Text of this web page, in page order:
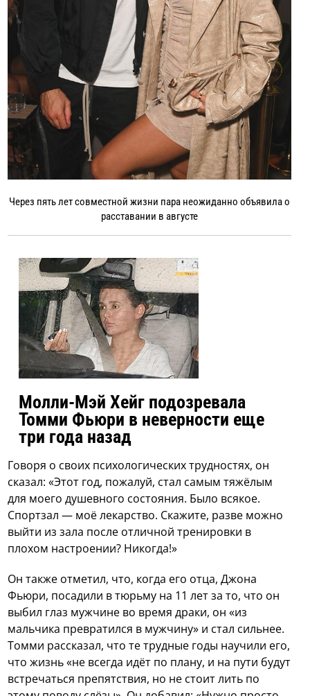
Через пять лет совместной жизни пара неожиданно объявила о
расставании в августе
Молли-Мэй Хейг подозревала
Томми Фьюри в неверности еще
три года назад
Говоря о своих психологических трудностях, он
сказал: «Этот год, пожалуй, стал самым тяжёлым
для моего душевного состояния. Было всякое.
Спортзал — моё лекарство. Скажите, разве можно
выйти из зала после отличной тренировки в
плохом настроении? Никогда!»
Он также отметил, что, когда его отца, Джона
Фьюри, посадили в тюрьму на 11 лет за то, что он
выбил глаз мужчине во время драки, он «из
мальчика превратился в мужчину» и стал сильнее.
Томми рассказал, что те трудные годы научили его,
что жизнь «не всегда идёт по плану, и на пути будут
встречаться препятствия, но не стоит лить по